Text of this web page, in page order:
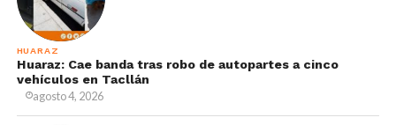
HUARAZ
Huaraz: Cae banda tras robo de autopartes a cinco
vehículos en Tacllán
agosto 4, 2026